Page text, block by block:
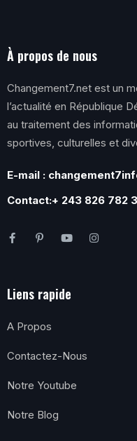
À propos de nous
Changement7.net est un
l’actualité en République
au traitement des
sportives, culturelles et
E-mail :
Contact:+ 243 826 782
Liens rapide
A Propos
Contactez-Nous
Notre Youtube
Notre Blog